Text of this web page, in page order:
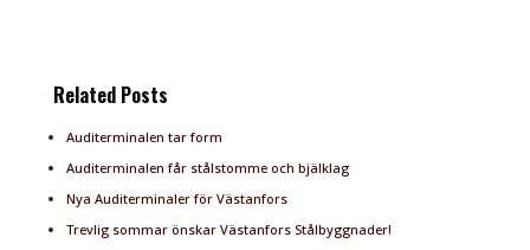
Related Posts
Auditerminalen tar form
Auditerminalen får stålstomme och bjälklag
Nya Auditerminaler för Västanfors
Trevlig sommar önskar Västanfors Stålbyggnader!